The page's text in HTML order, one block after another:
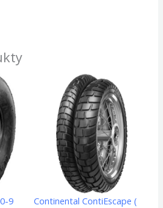
9
Continental ContiEscape (